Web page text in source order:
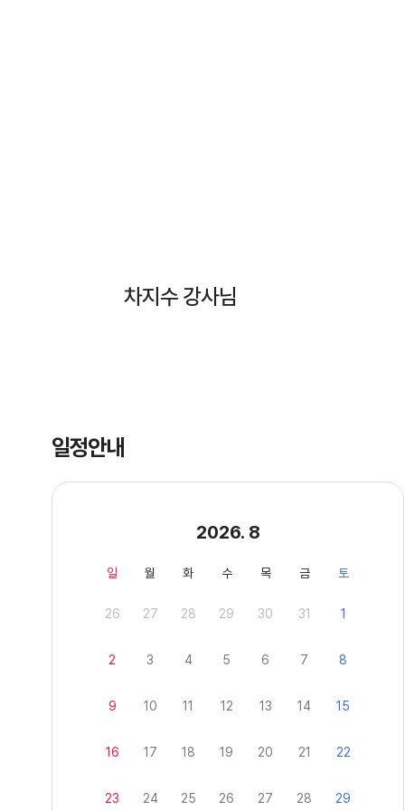
차지수 강사님
일정안내
2026. 8
일 월 화 수 목 금 토
26 27 28 29 30 31 1
2 3 4 5 6 7 8
9 10 11 12 13 14 15
16 17 18 19 20 21 22
23 24 25 26 27 28 29